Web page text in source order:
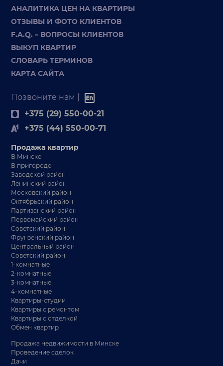
АНАЛИТИКА ЦЕН НА КВАРТИРЫ
ОТЗЫВЫ И ФОТО КЛИЕНТОВ
F.A.Q. – ВОПРОСЫ КЛИЕНТОВ
ВЫКУП КВАРТИР
СЛОВАРЬ ТЕРМИНОВ
КАРТА САЙТА
Позвоните нам |
+375 (29) 550-00-21
+375 (44) 550-00-71
Продажа квартир
В Минске
В пригороде
Заводской район
Ленинский район
Московский район
Октябрьский район
Партизанский район
Первомайский район
Советский район
Фрунзенский район
Центральный район
Советский район
1-комнатные
2-комнатные
3-комнатные
4-комнатные
Квартиры-студии
Квартиры с ремонтом
Квартиры с отделкой
Обмен квартир
Продажа недвижимости в Минске
Проведение сделок
Дачи